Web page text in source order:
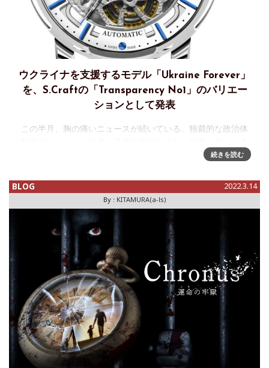
ウクライナを支援するモデル「Ukraine Forever」
を、S.Craftの「Transparency No1」のバリエー
ションとして発表
この半月、胸の痛いニュースが続いている。独裁的な政治体
ということを目の当たりにした。現場は欧州であるが、イギ
てはいない。我が国は島国
続きを読む
BLOG 2022.3.14
By : KITAMURA(a-ls)